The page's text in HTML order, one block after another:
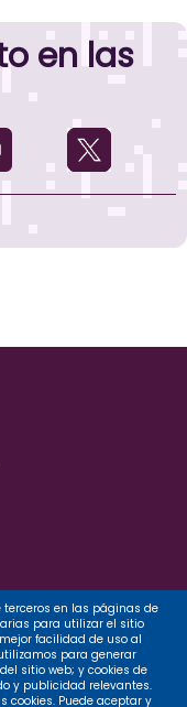
en las
terceros en las páginas de
para utilizar el sitio
facilidad de uso al
para generar
sitio web; y cookies de
y publicidad relevantes.
cookies. Puede aceptar y